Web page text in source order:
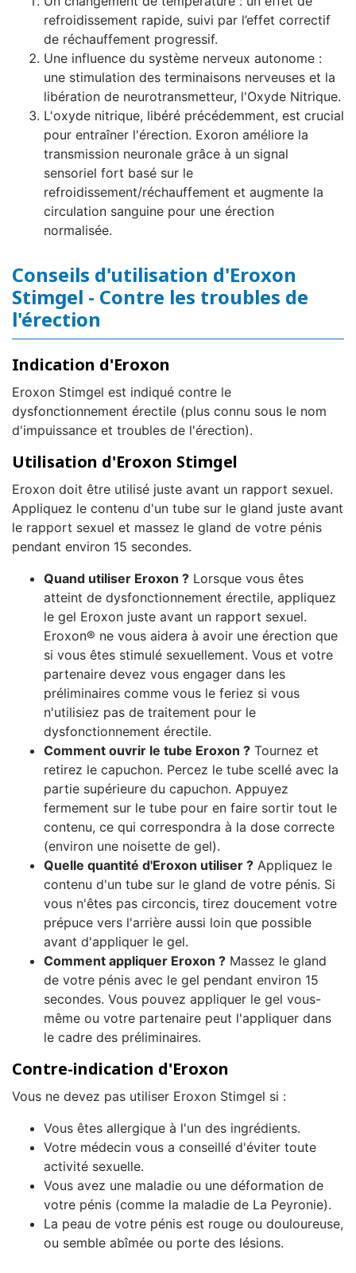
refroidissement rapide, suivi par l’effet correctif
de réchauffement progressif.
Une influence du système nerveux autonome :
une stimulation des terminaisons nerveuses et la
libération de neurotransmetteur, l'Oxyde Nitrique.
L'oxyde nitrique, libéré précédemment, est crucial
pour entraîner l'érection. Exoron améliore la
transmission neuronale grâce à un signal
sensoriel fort basé sur le
refroidissement/réchauffement et augmente la
circulation sanguine pour une érection
normalisée.
Conseils d'utilisation d'Eroxon
Stimgel - Contre les troubles de
l'érection
Indication d'Eroxon
Eroxon Stimgel est indiqué contre le
dysfonctionnement érectile (plus connu sous le nom
d'impuissance et troubles de l'érection).
Utilisation d'Eroxon Stimgel
Eroxon doit être utilisé juste avant un rapport sexuel.
Appliquez le contenu d'un tube sur le gland juste avant
le rapport sexuel et massez le gland de votre pénis
pendant environ 15 secondes.
Quand utiliser Eroxon ? Lorsque vous êtes
atteint de dysfonctionnement érectile, appliquez
le gel Eroxon juste avant un rapport sexuel.
Eroxon® ne vous aidera à avoir une érection que
si vous êtes stimulé sexuellement. Vous et votre
partenaire devez vous engager dans les
préliminaires comme vous le feriez si vous
n'utilisiez pas de traitement pour le
dysfonctionnement érectile.
Comment ouvrir le tube Eroxon ? Tournez et
retirez le capuchon. Percez le tube scellé avec la
partie supérieure du capuchon. Appuyez
fermement sur le tube pour en faire sortir tout le
contenu, ce qui correspondra à la dose correcte
(environ une noisette de gel).
Quelle quantité d'Eroxon utiliser ? Appliquez le
contenu d'un tube sur le gland de votre pénis. Si
vous n'êtes pas circoncis, tirez doucement votre
prépuce vers l'arrière aussi loin que possible
avant d'appliquer le gel.
Comment appliquer Eroxon ? Massez le gland
de votre pénis avec le gel pendant environ 15
secondes. Vous pouvez appliquer le gel vous-
même ou votre partenaire peut l'appliquer dans
le cadre des préliminaires.
Contre-indication d'Eroxon
Vous ne devez pas utiliser Eroxon Stimgel si :
Vous êtes allergique à l'un des ingrédients.
Votre médecin vous a conseillé d'éviter toute
activité sexuelle.
Vous avez une maladie ou une déformation de
votre pénis (comme la maladie de La Peyronie).
La peau de votre pénis est rouge ou douloureuse,
ou semble abîmée ou porte des lésions.